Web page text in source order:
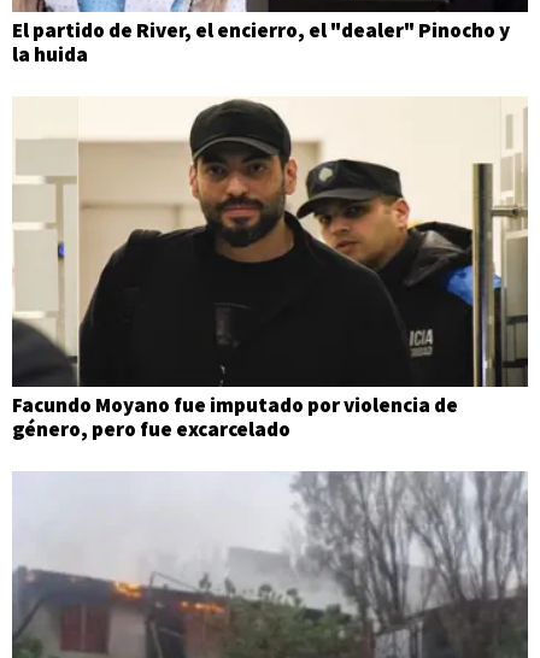
El partido de River, el encierro, el "dealer" Pinocho y
la huida
Facundo Moyano fue imputado por violencia de
género, pero fue excarcelado